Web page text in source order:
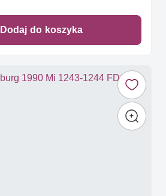
Dodaj do koszyka